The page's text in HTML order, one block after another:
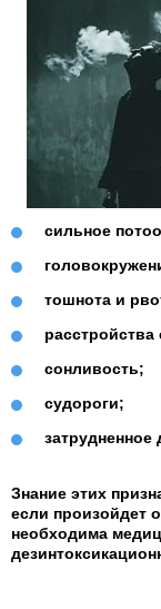
сильное
тошнота и
расстройства
сонливость;
судороги;
затрудненное
Знание этих
если произойдет
необходима